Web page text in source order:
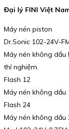
Đại lý FINI Việt
Máy nén piston
Dr.Sonic 102-24V-
Máy nén không dầu
thí nghiệm.
Flash 12
Máy nén không dầu
Flash 24
Máy nén không dầu